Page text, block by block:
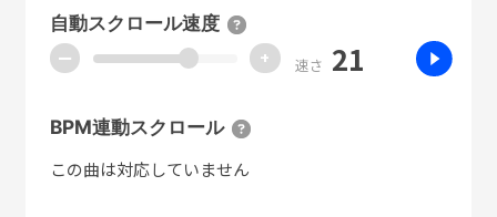
自動スクロール速度
ー + 速さ 21
BPM連動スクロール
この曲は対応していません